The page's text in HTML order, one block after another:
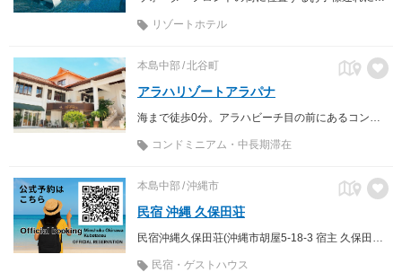
リゾートホテル
本島中部 北谷町
アラハリゾートアラパナ
コンドミニアム・中長期滞在
本島中部 沖縄市
民宿 沖縄 久保田荘
民宿・ゲストハウス